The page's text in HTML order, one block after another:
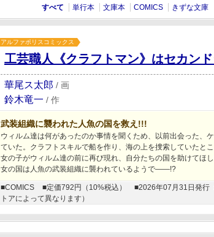
すべて 単行本 文庫本 COMICS きずな文庫
アルファポリスコミックス
工芸職人《クラフトマン》はセカン
華尾ス太郎 / 画
鈴木竜一 / 作
武装組織に襲われた人魚の国を救え!!!
ウィルム達は何があったのか事情を聞くため、以前出会った、
ていた。クラフトスキルで船を作り、海の上を捜索していたと
女の子がウィルム達の前に再び現れ、自分たちの国を助けてほ
女の国は人魚の武装組織に襲われているようで――!?
■COMICS ■定価792円（10%税込）
■2026年07月31日発行
トアによって異なります）